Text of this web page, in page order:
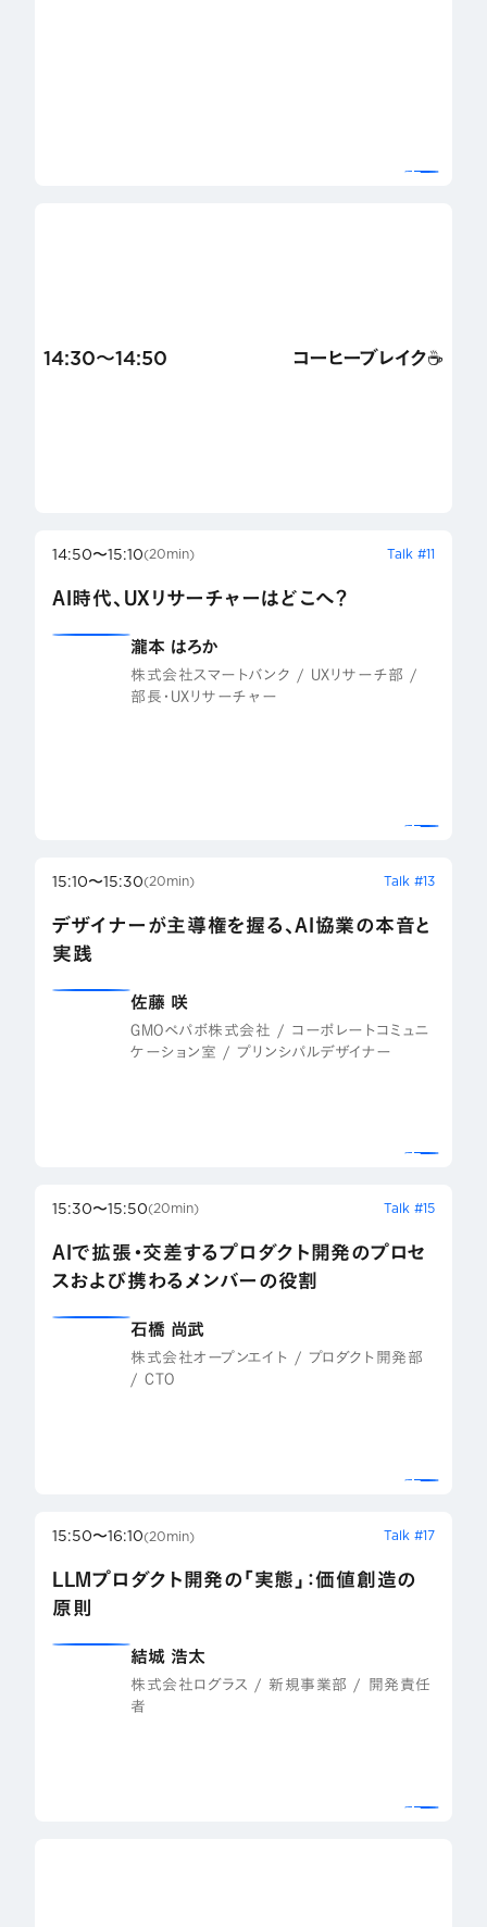
14:30〜14:50 コーヒーブレイク☕️
14:50〜15:10(20min) Talk #11
AI時代、UXリサーチャーはどこへ？
瀧本 はろか
株式会社スマートバンク / UXリサーチ部 /
部長・UXリサーチャー
15:10〜15:30(20min) Talk #13
デザイナーが主導権を握る、AI協業の本音と
実践
佐藤 咲
GMOペパボ株式会社 / コーポレートコミュニ
ケーション室 / プリンシパルデザイナー
15:30〜15:50(20min) Talk #15
AIで拡張・交差するプロダクト開発のプロセ
スおよび携わるメンバーの役割
石橋 尚武
株式会社オープンエイト / プロダクト開発部
/ CTO
15:50〜16:10(20min) Talk #17
LLMプロダクト開発の「実態」：価値創造の
原則
結城 浩太
株式会社ログラス / 新規事業部 / 開発責任
者